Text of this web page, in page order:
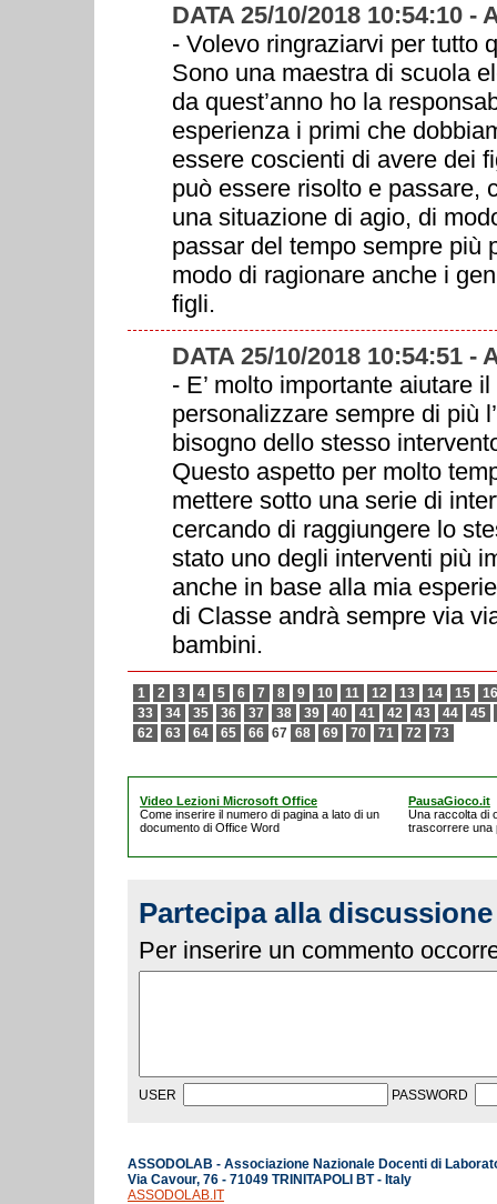
DATA 25/10/2018 10:54:10 -
- Volevo ringraziarvi per tutto
Sono una maestra di scuola
da quest’anno ho la
esperienza i primi che
essere coscienti di avere dei
può essere risolto e passare,
una situazione di agio, di
passar del tempo sempre più
modo di ragionare anche i
figli.
DATA 25/10/2018 10:54:51 -
- E’ molto importante aiutare
personalizzare sempre di più
bisogno dello stesso
Questo aspetto per molto
mettere sotto una serie di
cercando di raggiungere lo
stato uno degli interventi più
anche in base alla mia
di Classe andrà sempre via
bambini.
1 2 3 4 5 6 7 8 9 10 11 12 13 14 15
16
33
34 35 36 37 38 39 40 41 42 43 44
45
62
63 64 65 66 67 68 69 70 71 72 73
Video Lezioni Microsoft Office
Come inserire il numero di pagina a lato di un
documento di Office Word
PausaGioco.it
Una raccolta di
trascorrere una
Partecipa alla discussione
Per inserire un commento
USER PASSWORD
ASSODOLAB - Associazione Nazionale Docenti di
Via Cavour, 76 - 71049 TRINITAPOLI BT - Italy
ASSODOLAB.IT